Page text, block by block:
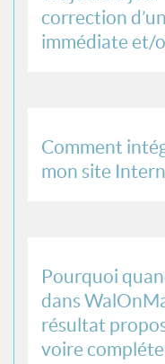
correction
immédiate et/
Comment
mon site
Pourquoi
dans
résultat
voire